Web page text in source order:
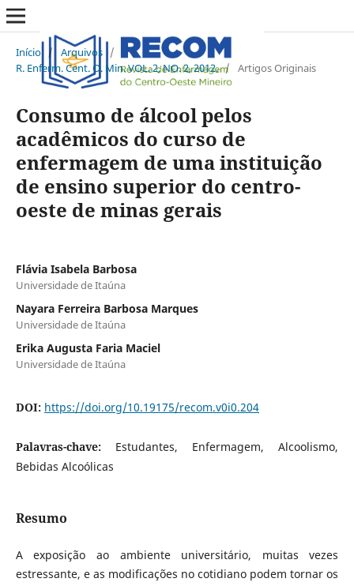
Início / Arquivos /
R. Enferm. Cent. O. Min. VOL. 2, NO. 2, 2012. / Artigos Originais
Consumo de álcool pelos
acadêmicos do curso de
enfermagem de uma instituição
de ensino superior do centro-
oeste de minas gerais
Flávia Isabela Barbosa
Universidade de Itaúna
Nayara Ferreira Barbosa Marques
Universidade de Itaúna
Erika Augusta Faria Maciel
Universidade de Itaúna
DOI: https://doi.org/10.19175/recom.v0i0.204
Palavras-chave: Estudantes, Enfermagem, Alcoolismo,
Bebidas Alcoólicas
Resumo
A exposição ao ambiente universitário, muitas vezes
estressante, e as modificações no cotidiano podem tornar os